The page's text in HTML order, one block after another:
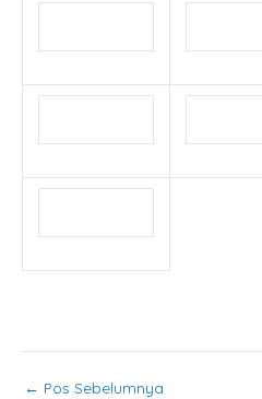
← Pos Sebelumnya